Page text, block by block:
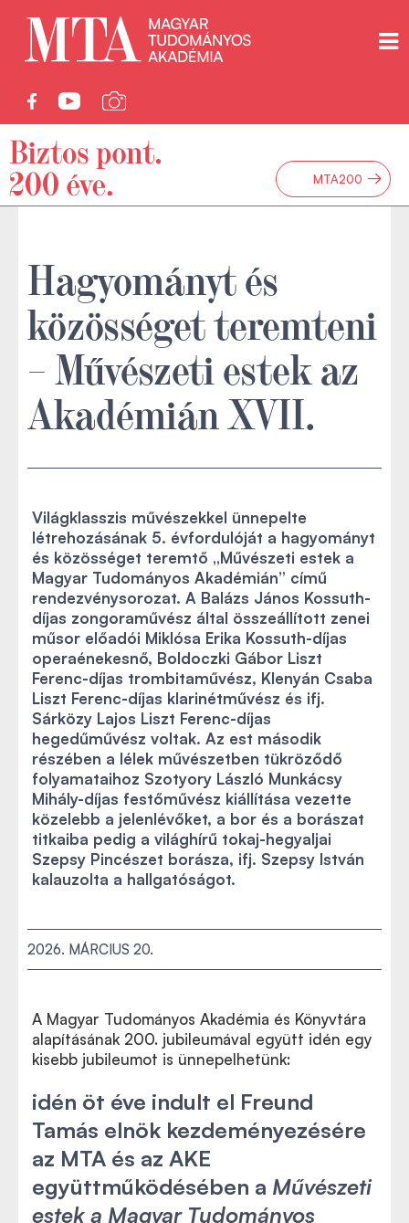
MTA200 →
Hagyományt és
közösséget teremteni
– Művészeti estek az
Akadémián XVII.
Világklasszis művészekkel ünnepelte
létrehozásának 5. évfordulóját a hagyományt
és közösséget teremtő „Művészeti estek a
Magyar Tudományos Akadémián” című
rendezvénysorozat. A Balázs János Kossuth-
díjas zongoraművész által összeállított zenei
műsor előadói Miklósa Erika Kossuth-díjas
operaénekesnő, Boldoczki Gábor Liszt
Ferenc-díjas trombitaművész, Klenyán Csaba
Liszt Ferenc-díjas klarinétművész és ifj.
Sárközy Lajos Liszt Ferenc-díjas
hegedűművész voltak. Az est második
részében a lélek művészetben tükröződő
folyamataihoz Szotyory László Munkácsy
Mihály-díjas festőművész kiállítása vezette
közelebb a jelenlévőket, a bor és a borászat
titkaiba pedig a világhírű tokaj-hegyaljai
Szepsy Pincészet borásza, ifj. Szepsy István
kalauzolta a hallgatóságot.
2026. MÁRCIUS 20.
A Magyar Tudományos Akadémia és Könyvtára
alapításának 200. jubileumával együtt idén egy
kisebb jubileumot is ünnepelhetünk:
idén öt éve indult el Freund
Tamás elnök kezdeményezésére
az MTA és az AKE
együttműködésében a Művészeti
estek a Magyar Tudományos